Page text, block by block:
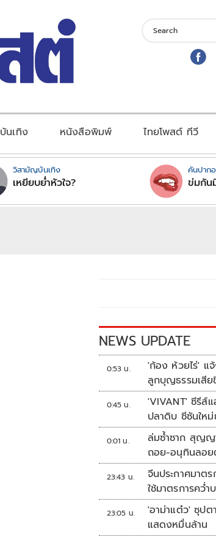
บันเทิง หนังสือพิมพ์ ไทยโพสต์ ทีวี
วิสามัญบันเทิง
เหยียบย่ำหัวใจ?
คันปาก
ข่มกัน
NEWS UPDATE
0:53 น.
'ก้อง ห้วยไร่' แ
ลูกบุญธรรมเสีย
0:45 น.
'VIVANT' ซีรีส์
ปลาดิบ ซีซันให
0:01 น.
ล่มซ้ำซาก สุญญาก
ถอย-อนุทินลอ
23:43 น.
จีนประกาศมาต
ใช้มาตรการคว่ำ
23:05 น.
'อาม่าแต๋ว' ซุปต
แสดงหมื่นล้าน